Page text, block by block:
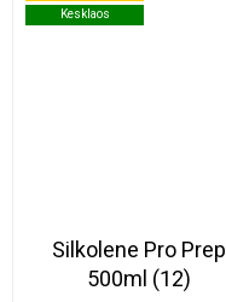
Kesklaos
Kesklaos
Silkolene Pro Prep
500ml (12)